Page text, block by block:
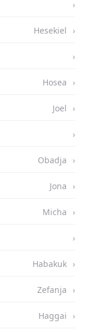
Hesekiel
Hosea
Joel
Obadja
Jona
Micha
Habakuk
Zefanja
Haggai